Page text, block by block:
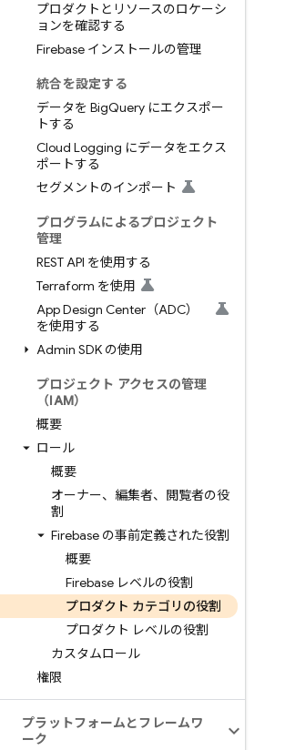
プロダクトとリソースのロケーシ
ョンを確認する
Firebase インストールの管理
統合を設定する
データを BigQuery にエクスポー
トする
Cloud Logging にデータをエクス
ポートする
セグメントのインポート
プログラムによるプロジェクト
管理
REST API を使用する
Terraform を使用
App Design Center（ADC）
を使用する
Admin SDK の使用
プロジェクト アクセスの管理
（IAM）
概要
ロール
概要
オーナー、編集者、閲覧者の役
割
Firebase の事前定義された役割
概要
Firebase レベルの役割
プロダクト カテゴリの役割
プロダクト レベルの役割
カスタムロール
権限
プラットフォームとフレームワ
ーク